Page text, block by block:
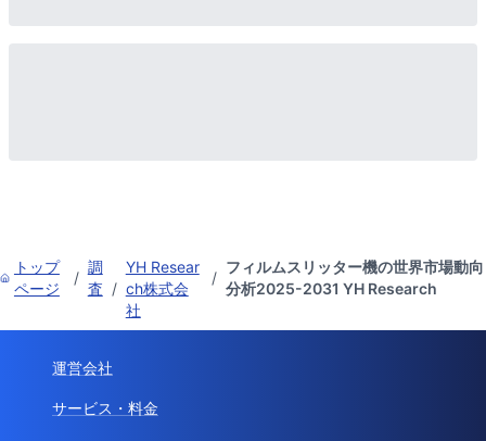
トップ
ページ
/
調
査 /
YH Resear
ch株式会
社
/
フィルムスリッター機の世界市場動向
分析2025-2031 YH Research
運営会社
サービス・料金